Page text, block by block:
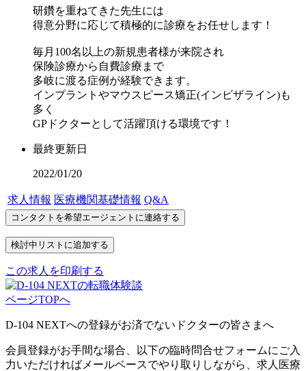
研鑽を重ねてきた先生には
得意分野に応じて積極的に診療をお任せします！
毎月100名以上の新規患者様が来院され
保険診療から自費診療まで
多岐に渡る症例が経験できます。
インプラントやマウスピース矯正(インビザライン)も
多く
GPドクターとして活躍頂ける環境です！
最終更新日
2022/01/20
求人情報 医療機関基礎情報 Q&A
この求人を印刷する
ページTOPへ
D-104 NEXTへの登録がお済でないドクターの皆さまへ
会員登録がお手間な場合、以下の臨時問合せフォームにご入
力いただければメールベースでやり取りしながら、求人医療